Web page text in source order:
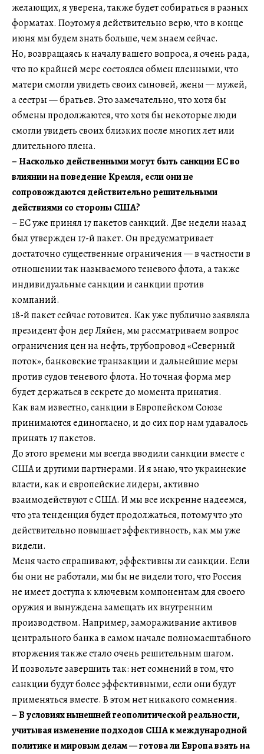
желающих, я уверена, также будет собираться в разных
форматах. Поэтому я действительно верю, что в конце
июня мы будем знать больше, чем знаем сейчас.
Но, возвращаясь к началу вашего вопроса, я очень рада,
что по крайней мере состоялся обмен пленными, что
матери смогли увидеть своих сыновей, жены — мужей,
а сестры — братьев. Это замечательно, что хотя бы
обмены продолжаются, что хотя бы некоторые люди
смогли увидеть своих близких после многих лет или
длительного плена.
– Насколько действенными могут быть санкции ЕС во
влиянии на поведение Кремля, если они не
сопровождаются действительно решительными
действиями со стороны США?
– ЕС уже принял 17 пакетов санкций. Две недели назад
был утвержден 17-й пакет. Он предусматривает
достаточно существенные ограничения — в частности в
отношении так называемого теневого флота, а также
индивидуальные санкции и санкции против
компаний.
18-й пакет сейчас готовится. Как уже публично заявляла
президент фон дер Ляйен, мы рассматриваем вопрос
ограничения цен на нефть, трубопровод «Северный
поток», банковские транзакции и дальнейшие меры
против судов теневого флота. Но точная форма мер
будет держаться в секрете до момента принятия.
Как вам известно, санкции в Европейском Союзе
принимаются единогласно, и до сих пор нам удавалось
принять 17 пакетов.
До этого времени мы всегда вводили санкции вместе с
США и другими партнерами. И я знаю, что украинские
власти, как и европейские лидеры, активно
взаимодействуют с США. И мы все искренне надеемся,
что эта тенденция будет продолжаться, потому что это
действительно повышает эффективность, как мы уже
видели.
Меня часто спрашивают, эффективны ли санкции. Если
бы они не работали, мы бы не видели того, что Россия
не имеет доступа к ключевым компонентам для своего
оружия и вынуждена замещать их внутренним
производством. Например, замораживание активов
центрального банка в самом начале полномасштабного
вторжения также стало очень решительным шагом.
И позвольте завершить так: нет сомнений в том, что
санкции будут более эффективными, если они будут
применяться вместе. В этом нет никакого сомнения.
– В условиях нынешней геополитической реальности,
учитывая изменение подходов США к международной
политике и мировым делам — готова ли Европа взять на